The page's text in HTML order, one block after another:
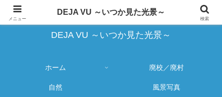
蔵出し写真の大売り出しとカメラ物欲のブログ
DEJA VU ～いつか見た光景～
ホーム 廃校／廃村
自然 風景写真
メニュー
DEJA VU ～いつか見た光景～
検索